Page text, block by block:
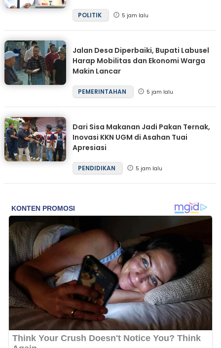
POLITIK 5 jam lalu
Jalan Desa Diperbaiki, Bupati Labusel
Harap Mobilitas dan Ekonomi Warga
Makin Lancar
PEMERINTAHAN 5 jam lalu
Dari Sisa Makanan Jadi Pakan Ternak,
Inovasi KKN UGM di Asahan Tuai
Apresiasi
PENDIDIKAN 5 jam lalu